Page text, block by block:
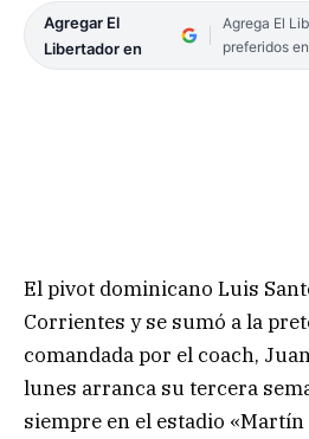
Agregar El
Libertador en
Agrega El
preferidos
El pivot dominicano Luis
Corrientes y se sumó a la
comandada por el coach,
lunes arranca su tercera
siempre en el estadio